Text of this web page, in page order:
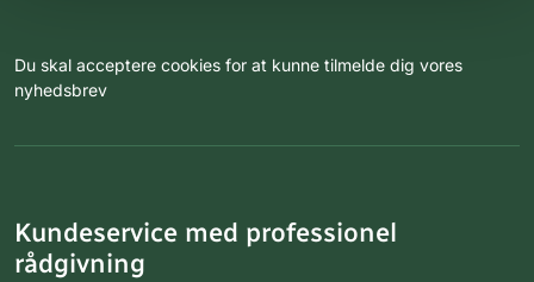
Du skal acceptere cookies for at kunne tilmelde dig vores
nyhedsbrev
Kundeservice med professionel
rådgivning